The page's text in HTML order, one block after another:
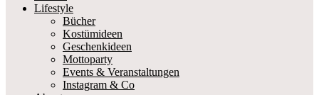
Lifestyle
Bücher
Kostümideen
Geschenkideen
Mottoparty
Events & Veranstaltungen
Instagram & Co